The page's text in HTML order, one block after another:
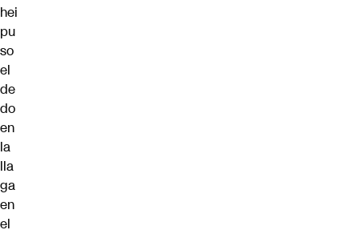
hei
pu
so
el
de
do
en
la
lla
ga
en
el